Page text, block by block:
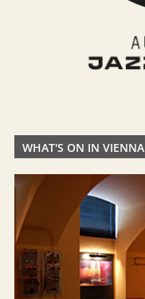
WHAT'S ON IN VIENNA